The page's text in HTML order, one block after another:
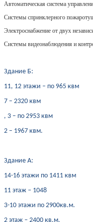
Автоматическая система
Системы спринклерного
Электроснабжение от двух
Системы видеонаблюдения и
Здание Б:
11, 12 этажи – по 965 квм
7 – 2320 квм
, 3 – по 2953 квм
2 – 1967 квм.
Здание А:
14-16 этажи по 1411 квм
11 этаж – 1048
3-10 этажи по 2900кв.м.
2 этаж – 2400 кв.м.